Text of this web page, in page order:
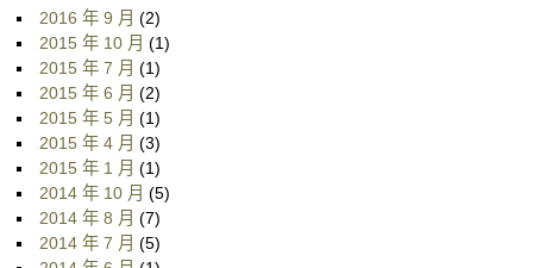
2016 年 9 月 (2)
2015 年 10 月 (1)
2015 年 7 月 (1)
2015 年 6 月 (2)
2015 年 5 月 (1)
2015 年 4 月 (3)
2015 年 1 月 (1)
2014 年 10 月 (5)
2014 年 8 月 (7)
2014 年 7 月 (5)